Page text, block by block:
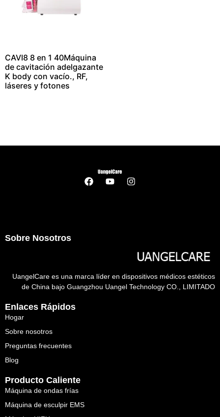
CAVI8 8 en 1 40Máquina
de cavitación adelgazante
K body con vacío., RF,
láseres y fotones
Sobre Nosotros
UangelCare es una marca líder en dispositivos médicos estéticos
de China bajo Guangzhou Uangel Technology CO., LIMITADO
Enlaces Rápidos
Hogar
Sobre nosotros
Preguntas frecuentes
Blog
Producto Caliente
Máquina de ondas frías
Máquina de esculpir EMS